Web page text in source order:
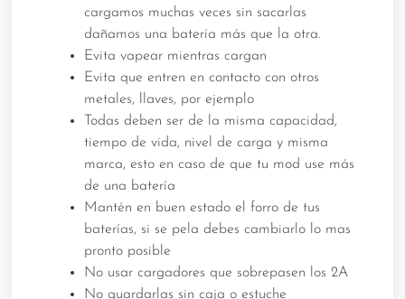
cargamos muchas veces sin sacarlas
dañamos una batería más que la otra.
Evita vapear mientras cargan
Evita que entren en contacto con otros
metales, llaves, por ejemplo
Todas deben ser de la misma capacidad,
tiempo de vida, nivel de carga y misma
marca, esto en caso de que tu mod use más
de una batería
Mantén en buen estado el forro de tus
baterías, si se pela debes cambiarlo lo mas
pronto posible
No usar cargadores que sobrepasen los 2A
No guardarlas sin caja o estuche